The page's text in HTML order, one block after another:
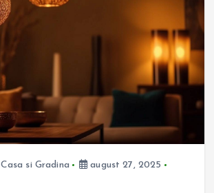
Casa si Gradina
august 27, 2025